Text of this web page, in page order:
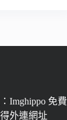
Imghippo 免費
外連網址